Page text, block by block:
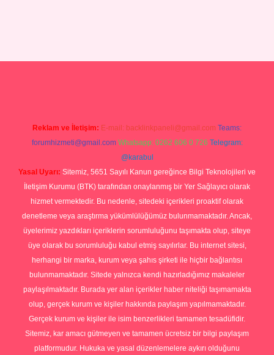
Reklam ve İletişim: E-mail: backlinkpaneli@gmail.com Teams:
forumhizmeti@gmail.com Whatsapp: 0262 606 0 726 Telegram:
@karabul
Yasal Uyarı: Sitemiz, 5651 Sayılı Kanun gereğince Bilgi Teknolojileri ve
İletişim Kurumu (BTK) tarafından onaylanmış bir Yer Sağlayıcı olarak
hizmet vermektedir. Bu nedenle, sitedeki içerikleri proaktif olarak
denetleme veya araştırma yükümlülüğümüz bulunmamaktadır. Ancak,
üyelerimiz yazdıkları içeriklerin sorumluluğunu taşımakta olup, siteye
üye olarak bu sorumluluğu kabul etmiş sayılırlar. Bu internet sitesi,
herhangi bir marka, kurum veya şahıs şirketi ile hiçbir bağlantısı
bulunmamaktadır. Sitede yalnızca kendi hazırladığımız makaleler
paylaşılmaktadır. Burada yer alan içerikler haber niteliği taşımamakta
olup, gerçek kurum ve kişiler hakkında paylaşım yapılmamaktadır.
Gerçek kurum ve kişiler ile isim benzerlikleri tamamen tesadüfidir.
Sitemiz, kar amacı gütmeyen ve tamamen ücretsiz bir bilgi paylaşım
platformudur. Hukuka ve yasal düzenlemelere aykırı olduğunu